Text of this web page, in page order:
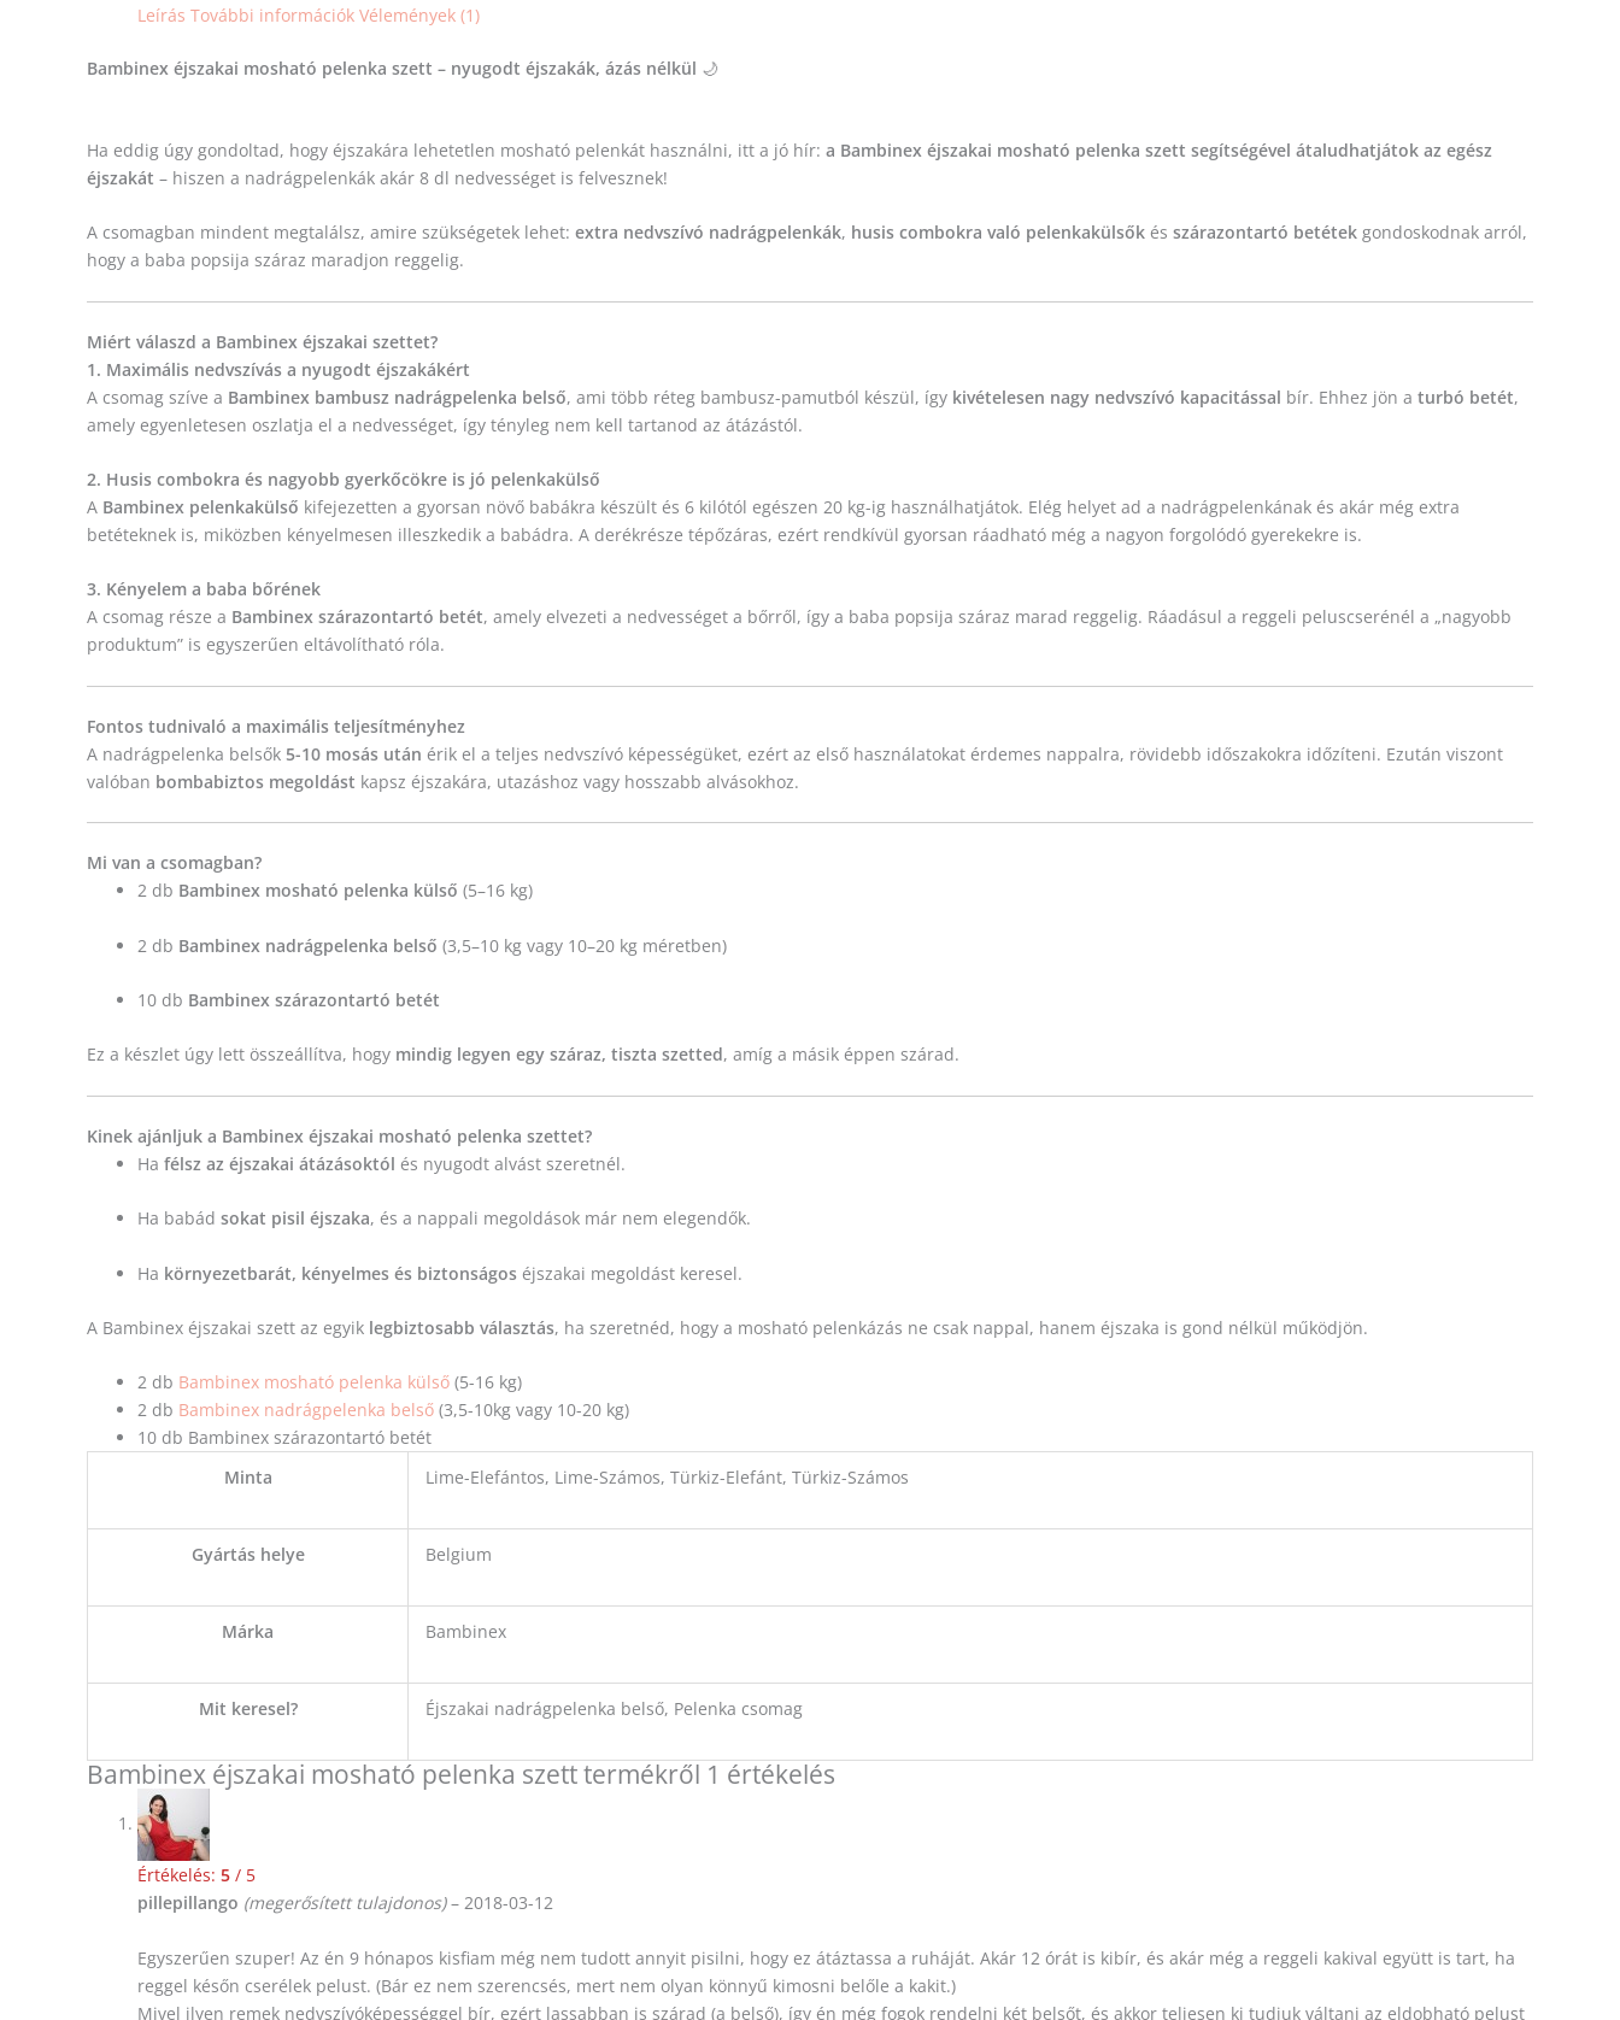
Leírás További információk Vélemények (1)
Bambinex éjszakai mosható pelenka szett – nyugodt éjszakák, ázás nélkül 🌙
Ha eddig úgy gondoltad, hogy éjszakára lehetetlen mosható pelenkát használni, itt a jó hír: a Bambinex éjszakai mosható pelenka szett segítségével átaludhatjátok az egész
éjszakát – hiszen a nadrágpelenkák akár 8 dl nedvességet is felvesznek!
A csomagban mindent megtalálsz, amire szükségetek lehet: extra nedvszívó nadrágpelenkák, husis combokra való pelenkakülsők és szárazontartó betétek gondoskodnak arról,
hogy a baba popsija száraz maradjon reggelig.
Miért válaszd a Bambinex éjszakai szettet?
1. Maximális nedvszívás a nyugodt éjszakákért
A csomag szíve a Bambinex bambusz nadrágpelenka belső, ami több réteg bambusz-pamutból készül, így kivételesen nagy nedvszívó kapacitással bír. Ehhez jön a turbó betét,
amely egyenletesen oszlatja el a nedvességet, így tényleg nem kell tartanod az átázástól.
2. Husis combokra és nagyobb gyerkőcökre is jó pelenkakülső
A Bambinex pelenkakülső kifejezetten a gyorsan növő babákra készült és 6 kilótól egészen 20 kg-ig használhatjátok. Elég helyet ad a nadrágpelenkának és akár még extra
betéteknek is, miközben kényelmesen illeszkedik a babádra. A derékrésze tépőzáras, ezért rendkívül gyorsan ráadható még a nagyon forgolódó gyerekekre is.
3. Kényelem a baba bőrének
A csomag része a Bambinex szárazontartó betét, amely elvezeti a nedvességet a bőrről, így a baba popsija száraz marad reggelig. Ráadásul a reggeli peluscserénél a „nagyobb
produktum” is egyszerűen eltávolítható róla.
Fontos tudnivaló a maximális teljesítményhez
A nadrágpelenka belsők 5-10 mosás után érik el a teljes nedvszívó képességüket, ezért az első használatokat érdemes nappalra, rövidebb időszakokra időzíteni. Ezután viszont
valóban bombabiztos megoldást kapsz éjszakára, utazáshoz vagy hosszabb alvásokhoz.
Mi van a csomagban?
2 db Bambinex mosható pelenka külső (5–16 kg)
2 db Bambinex nadrágpelenka belső (3,5–10 kg vagy 10–20 kg méretben)
10 db Bambinex szárazontartó betét
Ez a készlet úgy lett összeállítva, hogy mindig legyen egy száraz, tiszta szetted, amíg a másik éppen szárad.
Kinek ajánljuk a Bambinex éjszakai mosható pelenka szettet?
Ha félsz az éjszakai átázásoktól és nyugodt alvást szeretnél.
Ha babád sokat pisil éjszaka, és a nappali megoldások már nem elegendők.
Ha környezetbarát, kényelmes és biztonságos éjszakai megoldást keresel.
A Bambinex éjszakai szett az egyik legbiztosabb választás, ha szeretnéd, hogy a mosható pelenkázás ne csak nappal, hanem éjszaka is gond nélkül működjön.
2 db Bambinex mosható pelenka külső (5-16 kg)
2 db Bambinex nadrágpelenka belső (3,5-10kg vagy 10-20 kg)
10 db Bambinex szárazontartó betét
Minta
Lime-Elefántos, Lime-Számos, Türkiz-Elefánt, Türkiz-Számos
Gyártás helye Belgium
Márka Bambinex
Mit keresel? Éjszakai nadrágpelenka belső, Pelenka csomag
Bambinex éjszakai mosható pelenka szetttermékről 1 értékelés
Értékelés: 5 / 5
pillepillango (megerősített tulajdonos) – 2018-03-12
Egyszerűen szuper! Az én 9 hónapos kisfiam még nem tudott annyit pisilni, hogy ez átáztassa a ruháját. Akár 12 órát is kibír, és akár még a reggeli kakival együtt is tart, ha
reggel későn cserélek pelust. (Bár ez nem szerencsés, mert nem olyan könnyű kimosni belőle a kakit.)
Mivel ilyen remek nedvszívóképességgel bír, ezért lassabban is szárad (a belső), így én még fogok rendelni két belsőt, és akkor teljesen ki tudjuk váltani az eldobható pelust